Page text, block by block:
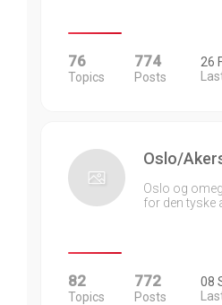
76
Topics
774
Posts
26
Oslo/
Oslo og
for den tyske
82
Topics
772
Posts
08